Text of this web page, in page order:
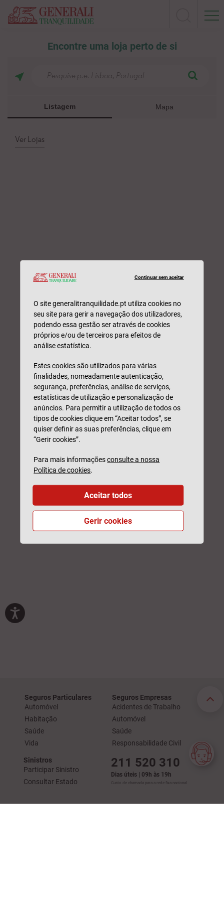
Encontre uma loja perto de si
Seguros Particulares
Automóvel
Habitação
Saúde
Vida
Seguros Empresas
Acidentes de Trabalho
Automóvel
Saúde
Responsabilidade Civil
Sinistros
Participar Sinistro
Consultar Estado
211 520 310
Dias úteis | 09h às 19h
Custo de chamada para a rede fixa nacional
Continuar sem aceitar
O site generalitranquilidade.pt utiliza cookies no
seu site para gerir a navegação dos utilizadores,
podendo essa gestão ser através de cookies
próprios e/ou de terceiros para efeitos de
análise estatística.
Estes cookies são utilizados para várias
finalidades, nomeadamente autenticação,
segurança, preferências, análise de serviços,
estatísticas de utilização e personalização de
anúncios. Para permitir a utilização de todos os
tipos de cookies clique em “Aceitar todos”, se
quiser definir as suas preferências, clique em
“Gerir cookies”.
Para mais informaçõesconsulte a nossa
Política de cookies.
Gerir cookies
Aceitar todos